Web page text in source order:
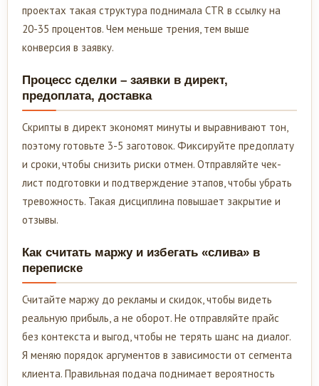
проектах такая структура поднимала CTR в ссылку на
20-35 процентов. Чем меньше трения, тем выше
конверсия в заявку.
Процесс сделки – заявки в директ,
предоплата, доставка
Скрипты в директ экономят минуты и выравнивают тон,
поэтому готовьте 3-5 заготовок. Фиксируйте предоплату
и сроки, чтобы снизить риски отмен. Отправляйте чек-
лист подготовки и подтверждение этапов, чтобы убрать
тревожность. Такая дисциплина повышает закрытие и
отзывы.
Как считать маржу и избегать «слива» в
переписке
Считайте маржу до рекламы и скидок, чтобы видеть
реальную прибыль, а не оборот. Не отправляйте прайс
без контекста и выгод, чтобы не терять шанс на диалог.
Я меняю порядок аргументов в зависимости от сегмента
клиента. Правильная подача поднимает вероятность